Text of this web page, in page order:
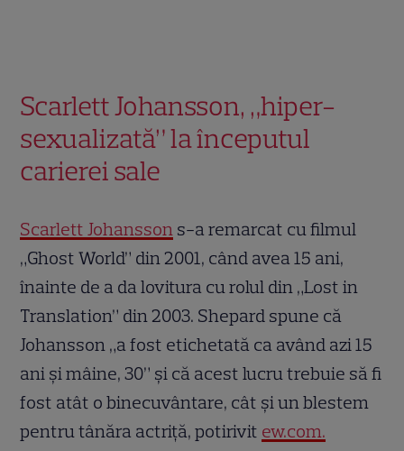
Scarlett Johansson, „hiper-
sexualizată” la începutul
carierei sale
Scarlett Johansson s-a remarcat cu filmul
„Ghost World” din 2001, când avea 15 ani,
înainte de a da lovitura cu rolul din „Lost in
Translation” din 2003. Shepard spune că
Johansson „a fost etichetată ca având azi 15
ani și mâine, 30” și că acest lucru trebuie să fi
fost atât o binecuvântare, cât și un blestem
pentru tânăra actriță, potirivit ew.com.